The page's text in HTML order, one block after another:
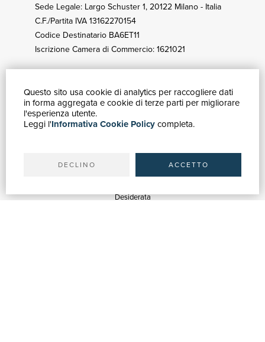
Questo sito usa cookie di analytics per raccogliere dati
in forma aggregata e cookie di terze parti per migliorare
l'esperienza utente.
Leggi l'Informativa Cookie Policycompleta.
DECLINO ACCETTO
Sede Legale: Largo Schuster 1, 20122 Milano - Italia
C.F./Partita IVA 13162270154
Codice Destinatario BA6ET11
Iscrizione Camera di Commercio: 1621021
GUIDA ACQUISTI
Catalogo
Ricerca avanzata
Spedizioni
Desiderata